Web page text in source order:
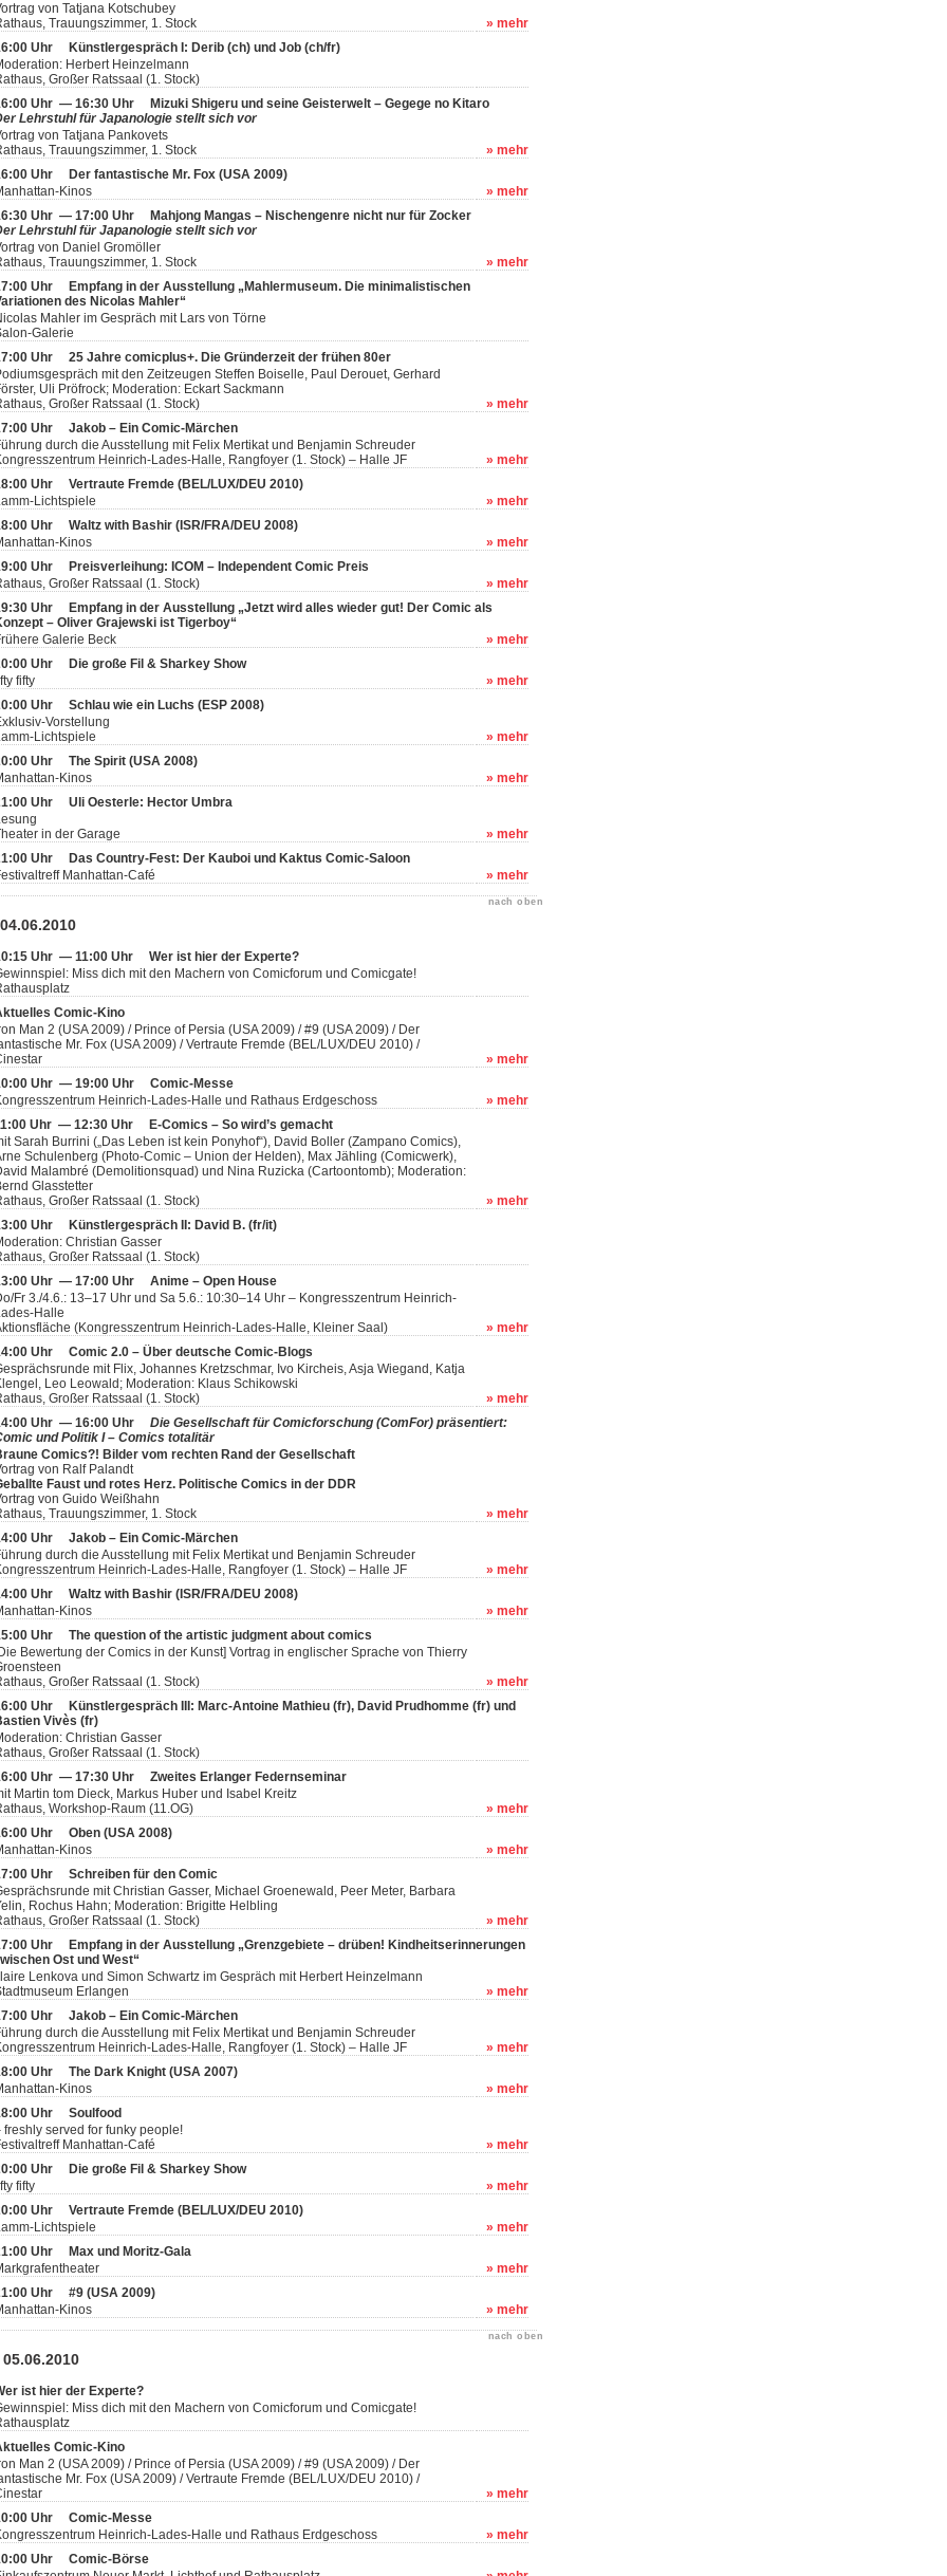
von Tatjana Kotschubey
Trauungszimmer, 1. Stock
» mehr
Uhr
Künstlergespräch I: Derib (ch) und Job (ch/fr)
Herbert Heinzelmann
Großer Ratssaal (1. Stock)
Uhr — 16:30 Uhr
Mizuki Shigeru und seine Geisterwelt – Gegege no Kitaro
Lehrstuhl für Japanologie stellt sich vor
von Tatjana Pankovets
Trauungszimmer, 1. Stock
» mehr
Uhr
Der fantastische Mr. Fox (USA 2009)
Kinos
» mehr
Uhr — 17:00 Uhr
Mahjong Mangas – Nischengenre nicht nur für Zocker
Lehrstuhl für Japanologie stellt sich vor
von Daniel Gromöller
Trauungszimmer, 1. Stock
» mehr
Uhr
Empfang in der Ausstellung „Mahlermuseum. Die minimalistischen
des Nicolas Mahler“
Mahler im Gespräch mit Lars von Törne
Galerie
Uhr 25 Jahre comicplus+. Die Gründerzeit der frühen 80er
mit den Zeitzeugen Steffen Boiselle, Paul Derouet, Gerhard
Uli Pröfrock; Moderation: Eckart Sackmann
Großer Ratssaal (1. Stock)
» mehr
Uhr Jakob – Ein Comic-Märchen
durch die Ausstellung mit Felix Mertikat und Benjamin Schreuder
Heinrich-Lades-Halle, Rangfoyer (1. Stock) – Halle JF
» mehr
Uhr Vertraute Fremde (BEL/LUX/DEU 2010)
Lichtspiele
» mehr
Uhr Waltz with Bashir (ISR/FRA/DEU 2008)
Kinos
» mehr
Uhr
Preisverleihung: ICOM – Independent Comic Preis
Großer Ratssaal (1. Stock)
» mehr
Uhr
Empfang in der Ausstellung „Jetzt wird alles wieder gut! Der Comic als
– Oliver Grajewski ist Tigerboy“
Galerie Beck
» mehr
Uhr
Die große Fil & Sharkey Show
fifty
» mehr
Uhr Schlau wie ein Luchs (ESP 2008)
Vorstellung
Lichtspiele
» mehr
Uhr The Spirit (USA 2008)
Kinos
» mehr
Uhr Uli Oesterle: Hector Umbra
in der Garage
» mehr
Uhr
Das Country-Fest: Der Kauboi und Kaktus Comic-Saloon
Manhattan-Café
» mehr
nach oben
Uhr — 11:00 Uhr Wer ist hier der Experte?
Miss dich mit den Machern von Comicforum und Comicgate!
Comic-Kino
Man 2 (USA 2009) / Prince of Persia (USA 2009) / #9 (USA 2009) / Der
Mr. Fox (USA 2009) / Vertraute Fremde (BEL/LUX/DEU 2010) /
» mehr
Uhr — 19:00 Uhr Comic-Messe
Heinrich-Lades-Halle und Rathaus Erdgeschoss
» mehr
Uhr — 12:30 Uhr
E-Comics – So wird’s gemacht
Sarah Burrini („Das Leben ist kein Ponyhof“), David Boller (Zampano Comics),
Schulenberg (Photo-Comic – Union der Helden), Max Jähling (Comicwerk),
Malambré (Demolitionsquad) und Nina Ruzicka (Cartoontomb); Moderation:
Glasstetter
Großer Ratssaal (1. Stock)
» mehr
Uhr
Künstlergespräch II: David B. (fr/it)
Christian Gasser
Großer Ratssaal (1. Stock)
Uhr — 17:00 Uhr Anime – Open House
Fr 3./4.6.: 13–17 Uhr und Sa 5.6.: 10:30–14 Uhr – Kongresszentrum Heinrich-
Halle
(Kongresszentrum Heinrich-Lades-Halle, Kleiner Saal)
» mehr
Uhr Comic 2.0 – Über deutsche Comic-Blogs
mit Flix, Johannes Kretzschmar, Ivo Kircheis, Asja Wiegand, Katja
Leo Leowald; Moderation: Klaus Schikowski
Großer Ratssaal (1. Stock)
» mehr
Uhr — 16:00 Uhr Die Gesellschaft für Comicforschung (ComFor) präsentiert:
und Politik I – Comics totalitär
Comics?! Bilder vom rechten Rand der Gesellschaft
von Ralf Palandt
Faust und rotes Herz. Politische Comics in der DDR
von Guido Weißhahn
Trauungszimmer, 1. Stock
» mehr
Uhr Jakob – Ein Comic-Märchen
durch die Ausstellung mit Felix Mertikat und Benjamin Schreuder
Heinrich-Lades-Halle, Rangfoyer (1. Stock) – Halle JF
» mehr
Uhr Waltz with Bashir (ISR/FRA/DEU 2008)
Kinos
» mehr
Uhr The question of the artistic judgment about comics
Bewertung der Comics in der Kunst] Vortrag in englischer Sprache von Thierry
Großer Ratssaal (1. Stock)
» mehr
Uhr
Künstlergespräch III: Marc-Antoine Mathieu (fr), David Prudhomme (fr) und
Vivès (fr)
Christian Gasser
Großer Ratssaal (1. Stock)
Uhr — 17:30 Uhr Zweites Erlanger Federnseminar
Martin tom Dieck, Markus Huber und Isabel Kreitz
Workshop-Raum (11.OG)
» mehr
Uhr Oben (USA 2008)
Kinos
» mehr
Uhr Schreiben für den Comic
mit Christian Gasser, Michael Groenewald, Peer Meter, Barbara
Rochus Hahn; Moderation: Brigitte Helbling
Großer Ratssaal (1. Stock)
» mehr
Uhr
Empfang in der Ausstellung „Grenzgebiete – drüben! Kindheitserinnerungen
Ost und West“
Lenkova und Simon Schwartz im Gespräch mit Herbert Heinzelmann
Erlangen
» mehr
Uhr Jakob – Ein Comic-Märchen
durch die Ausstellung mit Felix Mertikat und Benjamin Schreuder
Heinrich-Lades-Halle, Rangfoyer (1. Stock) – Halle JF
» mehr
Uhr The Dark Knight (USA 2007)
Kinos
» mehr
Uhr Soulfood
freshly served for funky people!
Manhattan-Café
» mehr
Uhr
Die große Fil & Sharkey Show
fifty
» mehr
Uhr Vertraute Fremde (BEL/LUX/DEU 2010)
Lichtspiele
» mehr
Uhr
Max und Moritz-Gala
» mehr
Uhr #9 (USA 2009)
Kinos
» mehr
nach oben
05.06.2010
ist hier der Experte?
Miss dich mit den Machern von Comicforum und Comicgate!
Comic-Kino
Man 2 (USA 2009) / Prince of Persia (USA 2009) / #9 (USA 2009) / Der
Mr. Fox (USA 2009) / Vertraute Fremde (BEL/LUX/DEU 2010) /
» mehr
Uhr Comic-Messe
Heinrich-Lades-Halle und Rathaus Erdgeschoss
» mehr
Uhr Comic-Börse